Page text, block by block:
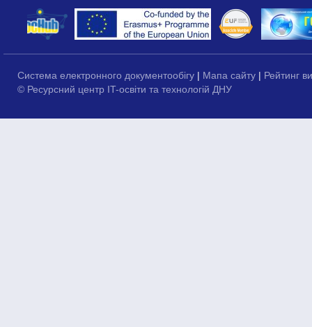
Система електронного документообігу | Мапа сайту | Рейтинг
© Ресурсний центр IT-освіти та технологій ДНУ